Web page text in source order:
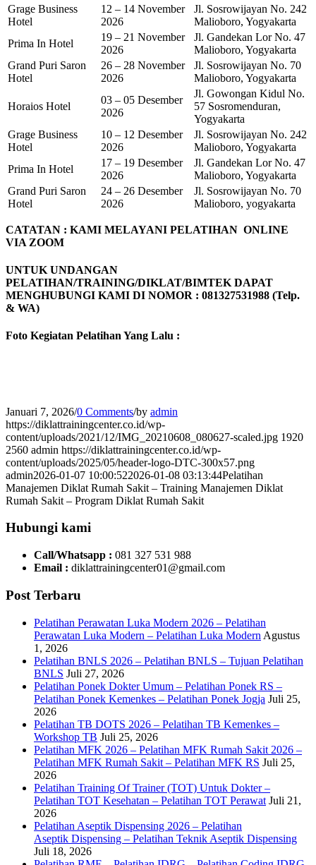
Grage Business
Hotel
12 – 14 November
2026
Jl. Sosrowijayan No. 242
Malioboro, Yogyakarta
Prima In Hotel
19 – 21 November
2026
Jl. Gandekan Lor No. 47
Malioboro, Yogyakarta
Grand Puri Saron
Hotel
26 – 28 November
2026
Jl. Sosrowijayan No. 70
Malioboro, Yogyakarta
Horaios Hotel
03 – 05 Desember
2026
Jl. Gowongan Kidul No.
57 Sosromenduran,
Yogyakarta
Grage Business
Hotel
10 – 12 Desember
2026
Jl. Sosrowijayan No. 242
Malioboro, Yogyakarta
Prima In Hotel
17 – 19 Desember
2026
Jl. Gandekan Lor No. 47
Malioboro, Yogyakarta
Grand Puri Saron
Hotel
24 – 26 Desember
2026
Jl. Sosrowijayan No. 70
Malioboro, yogyakarta
CATATAN : KAMI MELAYANI PELATIHAN ONLINE
VIA ZOOM
UNTUK UNDANGAN
PELATIHAN/TRAINING/DIKLAT/BIMTEK DAPAT
MENGHUBUNGI KAMI DI NOMOR : 081327531988 (Telp.
& WA)
Foto Kegiatan Pelatihan Yang Lalu :
Januari 7, 2026/0 Comments/by admin
https://diklattrainingcenter.co.id/wp-
content/uploads/2021/12/IMG_20210608_080627-scaled.jpg 1920
2560 admin https://diklattrainingcenter.co.id/wp-
content/uploads/2025/05/header-logo-DTC-300x57.png
admin2026-01-07 10:00:522026-01-08 03:13:44Pelatihan
Manajemen Diklat Rumah Sakit – Training Manajemen Diklat
Rumah Sakit – Program Diklat Rumah Sakit
Hubungi kami
Call/Whatsapp : 081 327 531 988
Email : diklattrainingcenter01@gmail.com
Post Terbaru
Pelatihan Perawatan Luka Modern 2026 – Pelatihan
Perawatan Luka Modern – Pelatihan Luka Modern Agustus
1, 2026
Pelatihan BNLS 2026 – Pelatihan BNLS – Tujuan Pelatihan
BNLS Juli 27, 2026
Pelatihan Ponek Dokter Umum – Pelatihan Ponek RS –
Pelatihan Ponek Kemenkes – Pelatihan Ponek Jogja Juli 25,
2026
Pelatihan TB DOTS 2026 – Pelatihan TB Kemenkes –
Workshop TB Juli 25, 2026
Pelatihan MFK 2026 – Pelatihan MFK Rumah Sakit 2026 –
Pelatihan MFK Rumah Sakit – Pelatihan MFK RS Juli 25,
2026
Pelatihan Training Of Trainer (TOT) Untuk Dokter –
Pelatihan TOT Kesehatan – Pelatihan TOT Perawat Juli 21,
2026
Pelatihan Aseptik Dispensing 2026 – Pelatihan
Aseptik Dispensing – Pelatihan Teknik Aseptik Dispensing
Juli 18, 2026